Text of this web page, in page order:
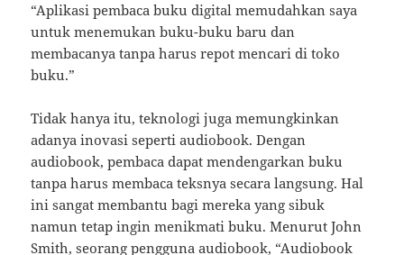
“Aplikasi pembaca buku digital memudahkan saya
untuk menemukan buku-buku baru dan
membacanya tanpa harus repot mencari di toko
buku.”
Tidak hanya itu, teknologi juga memungkinkan
adanya inovasi seperti audiobook. Dengan
audiobook, pembaca dapat mendengarkan buku
tanpa harus membaca teksnya secara langsung. Hal
ini sangat membantu bagi mereka yang sibuk
namun tetap ingin menikmati buku. Menurut John
Smith, seorang pengguna audiobook, “Audiobook